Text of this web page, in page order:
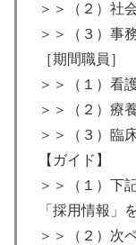
＞＞（２）社
＞＞（３）事
［期間職員］
＞＞（１）看
＞＞（２）療
＞＞（３）臨
【ガイド】
＞＞（１）下
「採用情報」
＞＞（２）次